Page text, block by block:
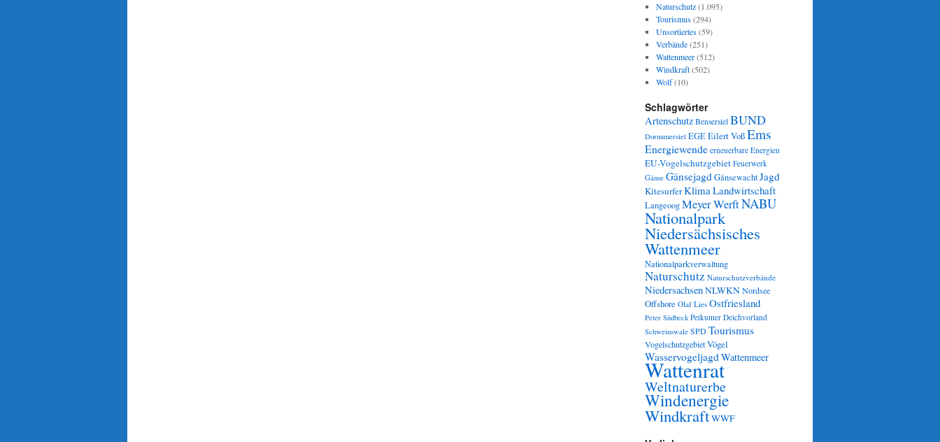
Naturschutz(1.095)
Tourismus(294)
Unsortiertes(59)
Verbände(251)
Wattenmeer(512)
Windkraft(502)
Wolf(10)
Schlagwörter
Artenschutz Bensersiel BUND
Dornumersiel EGEEilert VoßEms
Energiewende erneuerbare Energien
EU-Vogelschutzgebiet Feuerwerk
Gänse GänsejagdGänsewachtJagd
KitesurferKlimaLandwirtschaft
LangeoogMeyer WerftNABU
Nationalpark
Niedersächsisches
Wattenmeer
Nationalparkverwaltung
Naturschutz Naturschutzverbände
NiedersachsenNLWKNNordsee
Offshore Olaf Lies Ostfriesland
Peter Südbeck Petkumer Deichvorland
Schweinswale SPDTourismus
VogelschutzgebietVögel
WasservogeljagdWattenmeer
Wattenrat
Weltnaturerbe
Windenergie
WindkraftWWF